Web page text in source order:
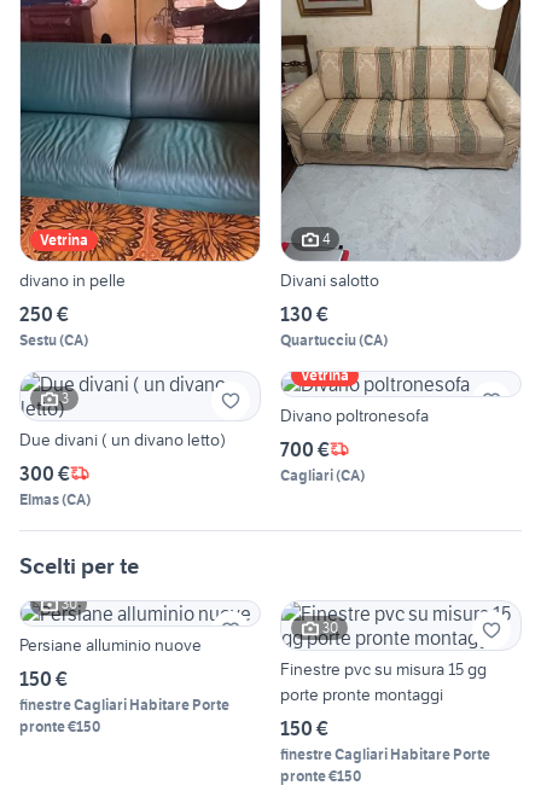
Vetrina
divano in pelle
250 €
Sestu(CA)
4
Divani salotto
130 €
Quartucciu(CA)
3
Due divani ( un divano letto)
300 €
Elmas(CA)
Vetrina
Divano poltronesofa
700 €
Cagliari(CA)
Scelti per te
30
Persiane alluminio nuove
150 €
finestre Cagliari Habitare Porte
pronte €150
30
Finestre pvc su misura 15 gg
porte pronte montaggi
150 €
finestre Cagliari Habitare Porte
pronte €150